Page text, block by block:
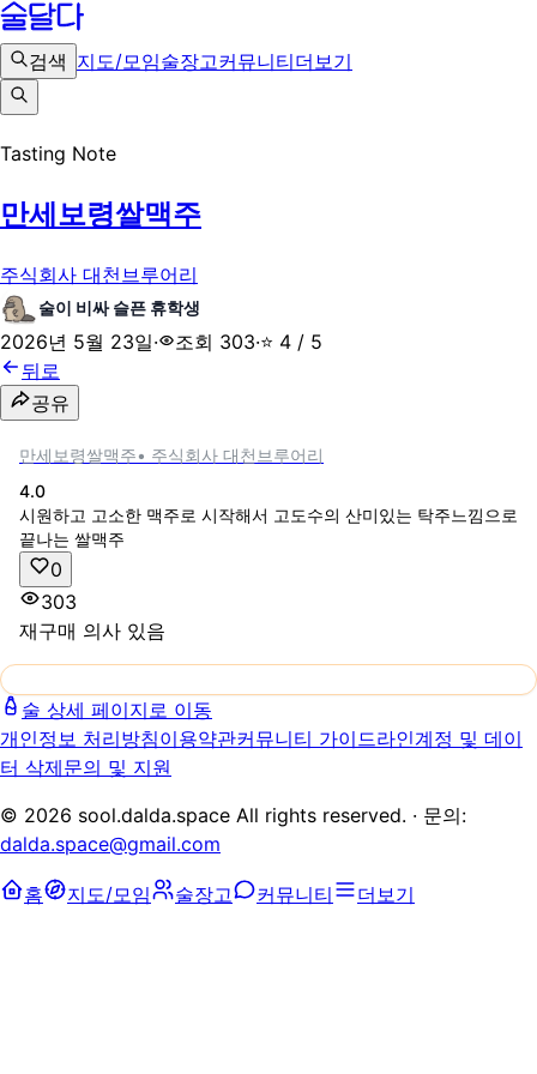
검색 지도/모임술장고커뮤니티더보기
Tasting Note
만세보령쌀맥주
주식회사 대천브루어리
술이 비싸 슬픈 휴학생
2026년 5월 23일· 조회 303·⭐ 4 / 5
뒤로
공유
만세보령쌀맥주• 주식회사 대천브루어리
4.0
시원하고 고소한 맥주로 시작해서 고도수의 산미있는 탁주느낌으로
끝나는 쌀맥주
0
303
재구매 의사 있음
술 상세 페이지로 이동
개인정보 처리방침이용약관커뮤니티 가이드라인계정 및 데이
터 삭제문의 및 지원
© 2026 sool.dalda.space All rights reserved. · 문의:
dalda.space@gmail.com
홈 지도/모임 술장고 커뮤니티 더보기